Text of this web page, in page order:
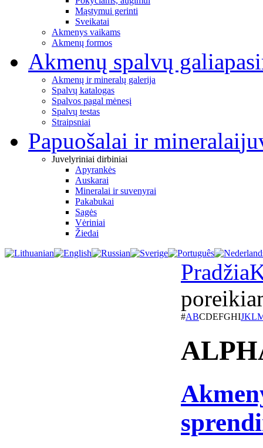
Mąstymui gerinti
Sveikatai
Akmenys vaikams
Akmenų formos
Akmenų spalvų galia
Akmenų ir mineralų galerija
Spalvų katalogas
Spalvos pagal mėnesį
Spalvų testas
Straipsniai
Papuošalai ir mineralai
Juvelyriniai dirbiniai
Apyrankės
Auskarai
Mineralai ir suvenyrai
Pakabukai
Sagės
Vėriniai
Žiedai
Pradžia
#ABCDEFGHIJKL